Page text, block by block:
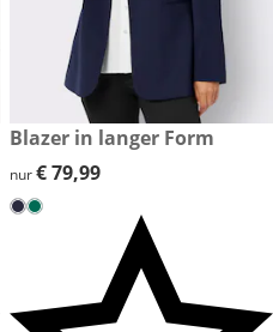
€ 79,99
Blazer in langer Form
€ 79,99
nur€ 79,99